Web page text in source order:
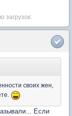
загрузок:
своих жен,
Если